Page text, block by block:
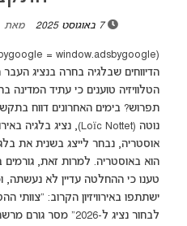
7 באוגוסט 2025 מאת
הטלוויזיה טוענים כי עתיד המדינה
תפרוש? בימים האחרונים דווח
טענו כי ההחלטה עדיין לא נעשתה,
ישתתפו באירוויזיון הקרוב:
לבחור נציג ל-2026"